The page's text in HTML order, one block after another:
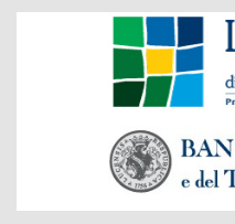
Banche
Gruppo